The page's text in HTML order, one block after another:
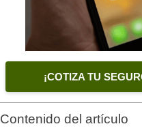
¡COTIZA TU
Contenido del artículo